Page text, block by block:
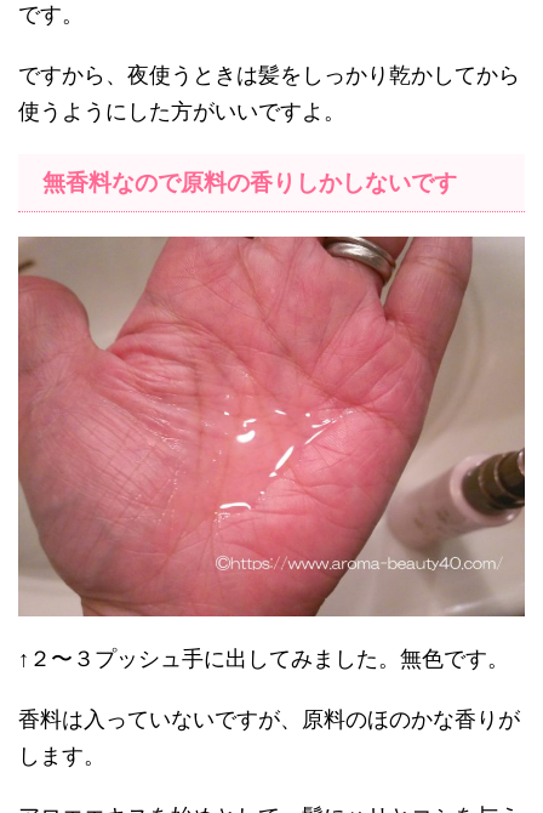
です。
ですから、夜使うときは髪をしっかり乾かしてから
使うようにした方がいいですよ。
無香料なので原料の香りしかしないです
↑２〜３プッシュ手に出してみました。無色です。
香料は入っていないですが、原料のほのかな香りが
します。